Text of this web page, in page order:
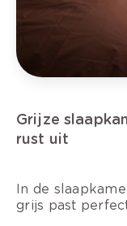
Grijze
rust uit
In de
grijs past